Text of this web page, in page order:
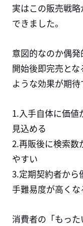
実はこの販売戦
できました。
意図的なのか偶
開始後即完売と
ような効果が期待
1.入手自体に価値
見込める
2.再販後に検索数
やすい
3.定期契約者から
手難易度が高くな
消費者の「もっ